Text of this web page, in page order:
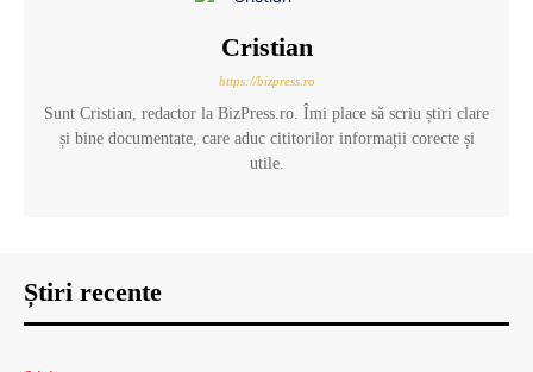
Cristian
https://bizpress.ro
Sunt Cristian, redactor la BizPress.ro. Îmi place să scriu știri clare
și bine documentate, care aduc cititorilor informații corecte și
utile.
Știri recente